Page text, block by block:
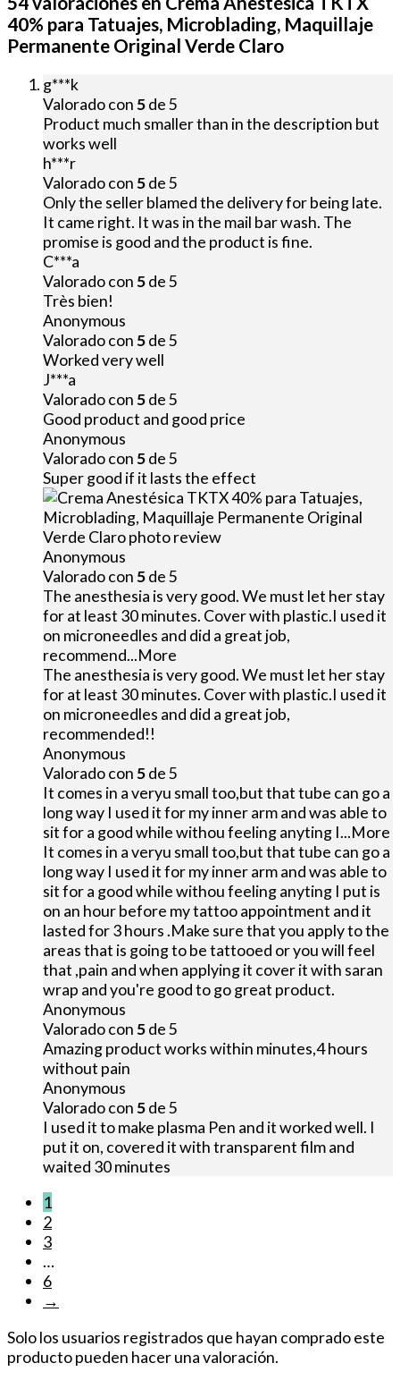
40% para Tatuajes, Microblading, Maquillaje
Permanente Original Verde Claro
g***k
Valorado con5de 5
Product much smaller than in the description but
works well
h***r
Valorado con5de 5
Only the seller blamed the delivery for being late.
It came right. It was in the mail bar wash. The
promise is good and the product is fine.
C***a
Valorado con5de 5
Très bien!
Anonymous
Valorado con5de 5
Worked very well
J***a
Valorado con5de 5
Good product and good price
Anonymous
Valorado con5de 5
Super good if it lasts the effect
Anonymous
Valorado con5de 5
The anesthesia is very good. We must let her stay
for at least 30 minutes. Cover with plastic.I used it
on microneedles and did a great job,
recommend...More
The anesthesia is very good. We must let her stay
for at least 30 minutes. Cover with plastic.I used it
on microneedles and did a great job,
recommended!!
Anonymous
Valorado con5de 5
It comes in a veryu small too,but that tube can go a
long way I used it for my inner arm and was able to
sit for a good while withou feeling anyting I...More
It comes in a veryu small too,but that tube can go a
long way I used it for my inner arm and was able to
sit for a good while withou feeling anyting I put is
on an hour before my tattoo appointment and it
lasted for 3 hours .Make sure that you apply to the
areas that is going to be tattooed or you will feel
that ,pain and when applying it cover it with saran
wrap and you're good to go great product.
Anonymous
Valorado con5de 5
Amazing product works within minutes,4 hours
without pain
Anonymous
Valorado con5de 5
I used it to make plasma Pen and it worked well. I
put it on, covered it with transparent film and
waited 30 minutes
1
2
3
…
6
→
Solo los usuarios registrados que hayan comprado este
producto pueden hacer una valoración.